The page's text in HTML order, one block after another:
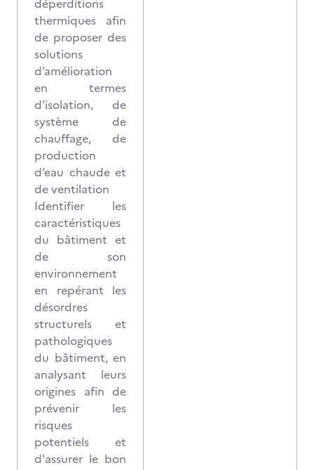
déperditions
thermiques afin
de proposer des
solutions
d’amélioration
en termes
d'isolation, de
système de
chauffage, de
production
d’eau chaude et
de ventilation
Identifier les
caractéristiques
du bâtiment et
de son
environnement
en repérant les
désordres
structurels et
pathologiques
du bâtiment, en
analysant leurs
origines afin de
prévenir les
risques
potentiels et
d'assurer le bon